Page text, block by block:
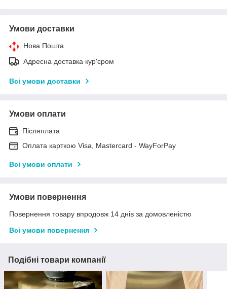
Умови доставки
Нова Пошта
Адресна доставка кур'єром
Всі умови доставки
Умови оплати
Післяплата
Оплата карткою Visa, Mastercard - WayForPay
Всі умови оплати
Умови повернення
Повернення товару впродовж 14 днів за домовленістю
Всі умови повернення
Подібні товари компанії